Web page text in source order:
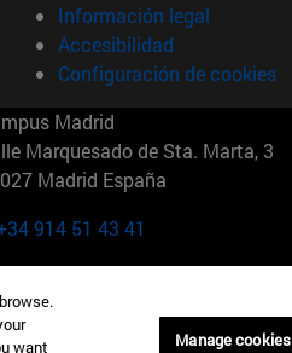
Información legal
Accesibilidad
Configuración de cookies
Madrid
Marquesado de Sta. Marta, 3
Madrid España
914 51 43 41
Theresia-Straße 15 81675
Alemania
want
Manage cookies